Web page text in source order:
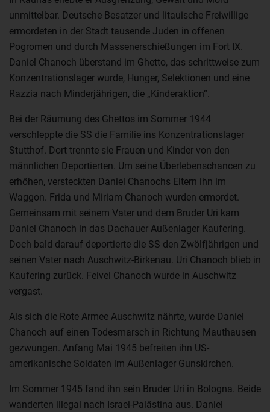
unmittelbar. Deutsche Besatzer und litauische Freiwillige
ermordeten in der Stadt tausende Juden in offenen
Pogromen und durch Massenerschießungen im Fort IX.
Daniel Chanoch überstand im Ghetto, das schrittweise zum
Konzentrationslager wurde, Hunger, Selektionen und eine
Razzia nach Minderjährigen, die „Kinderaktion“.
Bei der Räumung des Ghettos im Sommer 1944
verschleppte die SS die Familie ins Konzentrationslager
Stutthof. Dort trennte sie Frauen und Kinder von den
männlichen Deportierten. Um seine Überlebenschancen zu
erhöhen, versteckten Daniel Chanochs Eltern ihn im
Waggon. Frida und Miriam Chanoch wurden ermordet.
Gemeinsam mit seinem Vater und dem Bruder Uri kam
Daniel Chanoch in das Dachauer Außenlager Kaufering.
Doch bald darauf deportierte die SS den Zwölfjährigen und
seinen Vater nach Auschwitz-Birkenau. Uri Chanoch blieb in
Kaufering zurück. Feivel Chanoch wurde in Auschwitz
vergast.
Als sich die Rote Armee Auschwitz nährte, wurde Daniel
Chanoch auf einen Todesmarsch in Richtung Mauthausen
gezwungen. Anfang Mai 1945 befreiten ihn US-
amerikanische Soldaten im Außenlager Gunskirchen.
Im Sommer 1945 fand ihn sein Bruder Uri in Bologna. Beide
wanderten illegal nach Israel-Palästina aus. Daniel